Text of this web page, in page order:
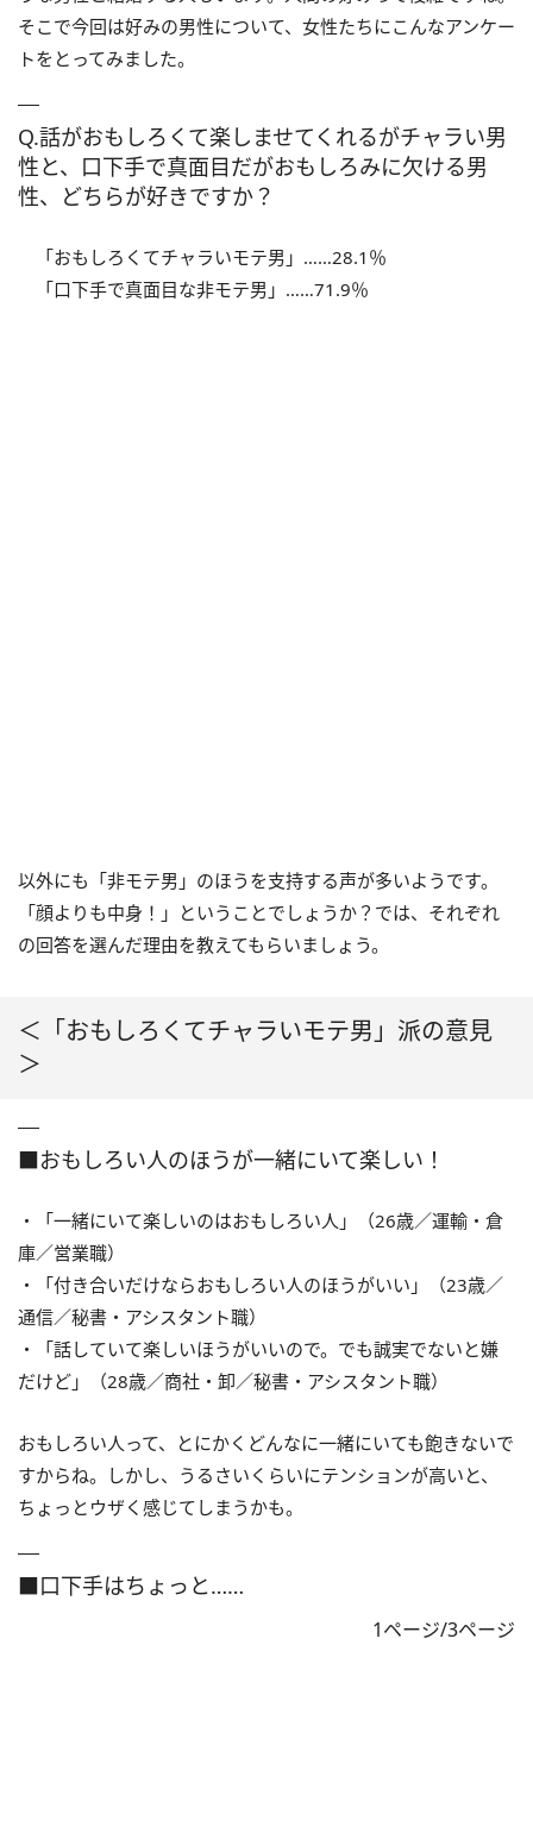
そこで今回は好みの男性について、女性たちにこんなアンケー
トをとってみました。
Q.話がおもしろくて楽しませてくれるがチャラい男
性と、口下手で真面目だがおもしろみに欠ける男
性、どちらが好きですか？
「おもしろくてチャラいモテ男」……28.1％
「口下手で真面目な非モテ男」……71.9％
以外にも「非モテ男」のほうを支持する声が多いようです。
「顔よりも中身！」ということでしょうか？では、それぞれ
の回答を選んだ理由を教えてもらいましょう。
＜「おもしろくてチャラいモテ男」派の意見
＞
■おもしろい人のほうが一緒にいて楽しい！
・「一緒にいて楽しいのはおもしろい人」（26歳／運輸・倉
庫／営業職）
・「付き合いだけならおもしろい人のほうがいい」（23歳／
通信／秘書・アシスタント職）
・「話していて楽しいほうがいいので。でも誠実でないと嫌
だけど」（28歳／商社・卸／秘書・アシスタント職）
おもしろい人って、とにかくどんなに一緒にいても飽きないで
すからね。しかし、うるさいくらいにテンションが高いと、
ちょっとウザく感じてしまうかも。
■口下手はちょっと……
1ページ/3ページ